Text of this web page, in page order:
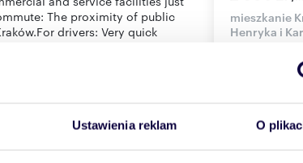
Ustawienia reklam O
The proximity of public
drivers: Very quick
1st floor - 43
room: A spacious relaxation
Fully equipped with
A quiet room
for evening regeneration
clothes and keep things
air conditioning
fee950 PLNElectricity
mieszkanie
Henryka i
Mam
przytulne